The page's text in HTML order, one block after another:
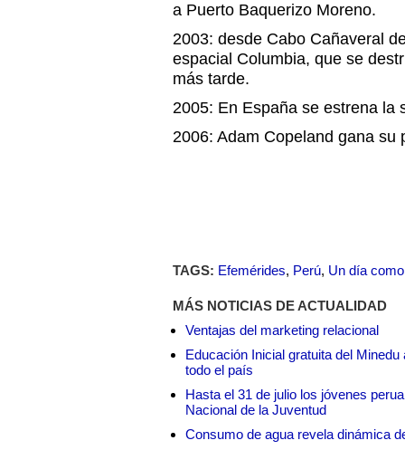
a Puerto Baquerizo Moreno.
2003: desde Cabo Cañaveral
espacial Columbia, que se
más tarde.
2005: En España se estrena la
2006: Adam Copeland gana su
TAGS: Efemérides, Perú, Un día
MÁS NOTICIAS DE ACTUALIDAD
Ventajas del marketing relacional
Educación Inicial gratuita del
todo el país
Hasta el 31 de julio los jóvenes
Nacional de la Juventud
Consumo de agua revela dinámica